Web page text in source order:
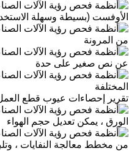
الأوفست (بسيطة وسهلة
من المرونة
عن نص صغير على حدة
المختلفة
تقرير إحصاءات عيوب قطع
الورق ، يمكن تعديل حجم الهواء
من مخطط معالجة النفايات ،